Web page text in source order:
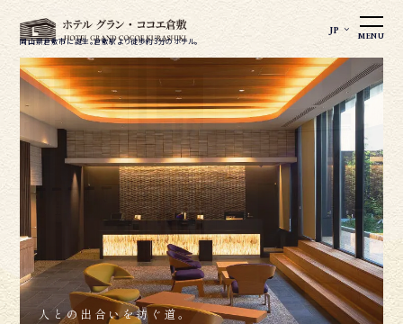
岡山県倉敷市に誕生。倉敷駅より徒歩約3分のホテル。
JP MENU
人との出合いを紡ぐ道。